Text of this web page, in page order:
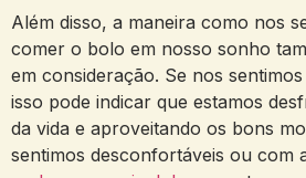
Além disso, a maneira como nos
comer o bolo⁣ em nosso sonho
‍em consideração. ⁣Se nos​
‍isso pode indicar que ​estamos
da vida e⁤ aproveitando os​ bons⁢
sentimos desconfortáveis ou com